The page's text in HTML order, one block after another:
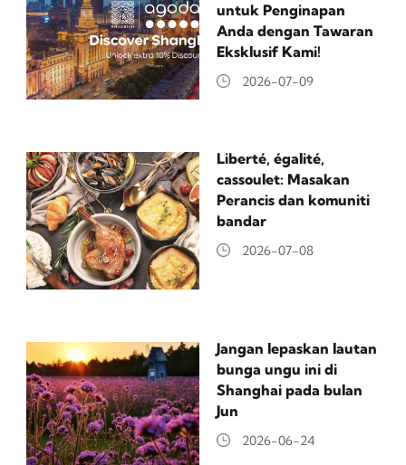
untuk Penginapan
Anda dengan Tawaran
Eksklusif Kami!
2026-07-09
Liberté, égalité,
cassoulet: Masakan
Perancis dan komuniti
bandar
2026-07-08
Jangan lepaskan lautan
bunga ungu ini di
Shanghai pada bulan
Jun
2026-06-24